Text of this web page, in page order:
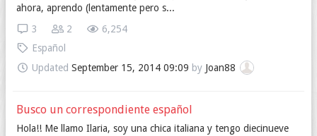
ahora, aprendo (lentamente pero s...
6,254
2
3
Español
Updated September 15, 2014 09:09 by Joan88
Busco un correspondiente español
Hola!! Me llamo Ilaria, soy una chica italiana y tengo diecinueve